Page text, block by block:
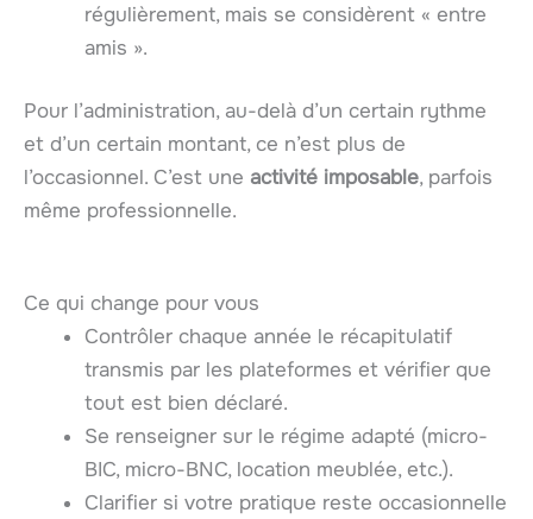
régulièrement, mais se considèrent « entre
amis ».
Pour l’administration, au-delà d’un certain rythme
et d’un certain montant, ce n’est plus de
l’occasionnel. C’est une activité imposable, parfois
même professionnelle.
Ce qui change pour vous
Contrôler chaque année le récapitulatif
transmis par les plateformes et vérifier que
tout est bien déclaré.
Se renseigner sur le régime adapté (micro-
BIC, micro-BNC, location meublée, etc.).
Clarifier si votre pratique reste occasionnelle